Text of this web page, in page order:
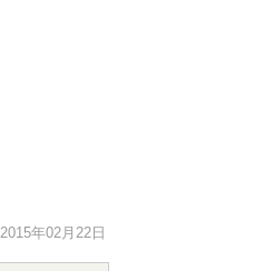
2015年02月22日